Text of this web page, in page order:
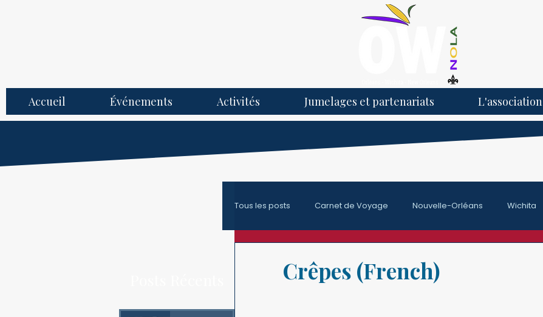
Accueil Événements Activités Jumelages et partenariats L'association
Tous les posts Carnet de Voyage Nouvelle-Orléans Wichita
Crêpes (French)